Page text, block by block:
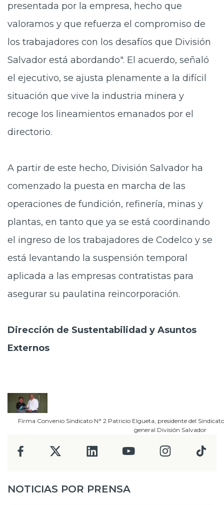
presentada por la empresa, hecho que
valoramos y que refuerza el compromiso de
los trabajadores con los desafíos que División
Salvador está abordando". El acuerdo, señaló
el ejecutivo, se ajusta plenamente a la difícil
situación que vive la industria minera y
recoge los lineamientos emanados por el
directorio.
A partir de este hecho, División Salvador ha
comenzado la puesta en marcha de las
operaciones de fundición, refinería, minas y
plantas, en tanto que ya se está coordinando
el ingreso de los trabajadores de Codelco y se
está levantando la suspensión temporal
aplicada a las empresas contratistas para
asegurar su paulatina reincorporación.
Dirección de Sustentabilidad y Asuntos
Externos
Firma Convenio Sindicato N° 2 Patricio Elgueta, presidente del
general División Salvador
NOTICIAS POR PRENSA